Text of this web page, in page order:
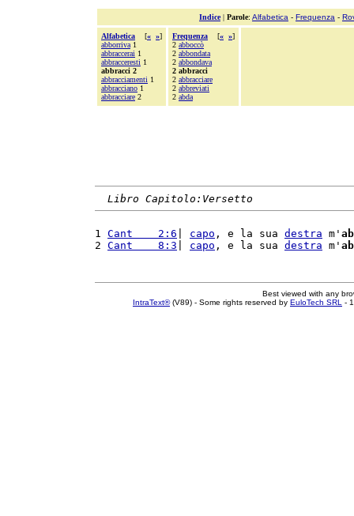
Indice| Parole: Alfabetica - Frequenza -
Alfabetica [« »]
abborriva 1
abbraccerai 1
abbracceresti 1
abbracci 2
abbracciamenti 1
abbracciano 1
abbracciare 2
Frequenza [« »]
2 abboccò
2 abbondata
2 abbondava
2 abbracci
2 abbracciare
2 abbreviati
2 abda
Libro Capitolo:Versetto
1 Cant    2:6 capo , e la sua destra m'
2 Cant    8:3 capo , e la sua destra m'
Best viewed with any
IntraText®(V89) - Some rights reserved by EuloTech SRL -